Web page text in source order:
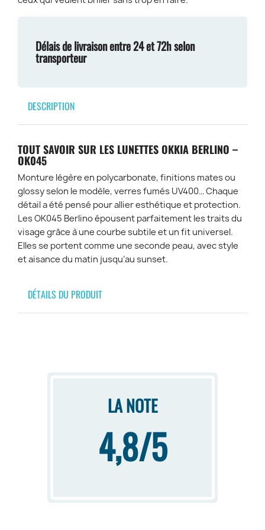
Délais de livraison entre 24 et 72h selon
transporteur
DESCRIPTION
TOUT SAVOIR SUR LES LUNETTES OKKIA BERLINO –
OK045
Monture légère en polycarbonate, finitions mates ou
glossy selon le modèle, verres fumés UV400… Chaque
détail a été pensé pour allier esthétique et protection.
Les OK045 Berlino épousent parfaitement les traits du
visage grâce à une courbe subtile et un fit universel.
Elles se portent comme une seconde peau, avec style
et aisance du matin jusqu’au sunset.
DÉTAILS DU PRODUIT
LA NOTE
4,8/5